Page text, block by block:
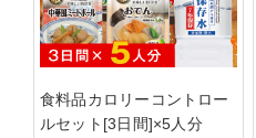
食料品カロリーコントロー
ルセット[3日間]×5人分